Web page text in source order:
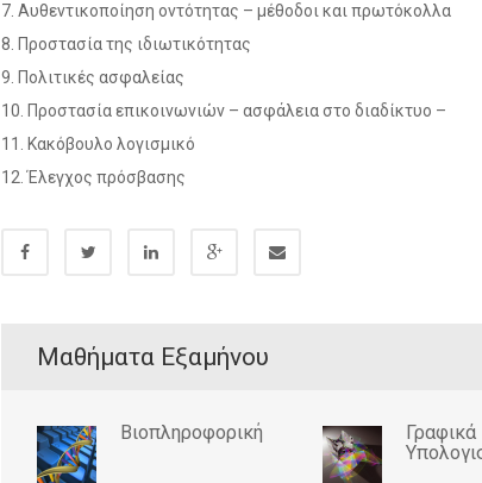
7. Αυθεντικοποίηση οντότητας – μέθοδοι και πρωτόκολλα
8. Προστασία της ιδιωτικότητας
9. Πολιτικές ασφαλείας
10. Προστασία επικοινωνιών – ασφάλεια στο διαδίκτυο –
11. Κακόβουλο λογισμικό
12. Έλεγχος πρόσβασης
Μαθήματα Εξαμήνου
Βιοπληροφορική
Γραφικά